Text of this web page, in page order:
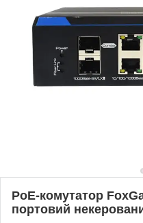
PoE-комутатор
портовий